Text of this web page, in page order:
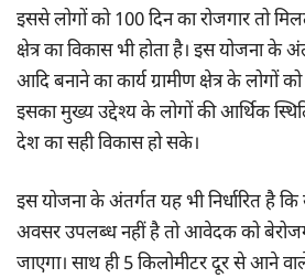
इससे लोगों को 100 दिन का रोजगार तो
क्षेत्र का विकास भी होता है। इस योजना
आदि बनाने का कार्य ग्रामीण क्षेत्र के लोगों को
इसका मुख्य उद्देश्य के लोगों की आर्थिक
देश का सही विकास हो सके।
इस योजना के अंतर्गत यह भी निर्धारित है
अवसर उपलब्ध नहीं है तो आवेदक को
जाएगा। साथ ही 5 किलोमीटर दूर से आने